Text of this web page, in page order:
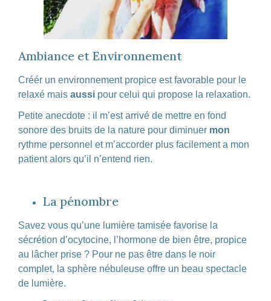
Ambiance et Environnement
Créér un environnement propice est favorable pour le
relaxé mais aussi pour celui qui propose la relaxation.
Petite anecdote : il m’est arrivé de mettre en fond
sonore des bruits de la nature pour diminuer mon
rythme personnel et m’accorder plus facilement a mon
patient alors qu’il n’entend rien.
La pénombre
Savez vous qu’une lumière tamisée favorise la
sécrétion d’ocytocine, l’hormone de bien être, propice
au lâcher prise ? Pour ne pas être dans le noir
complet, la sphère nébuleuse offre un beau spectacle
de lumière.